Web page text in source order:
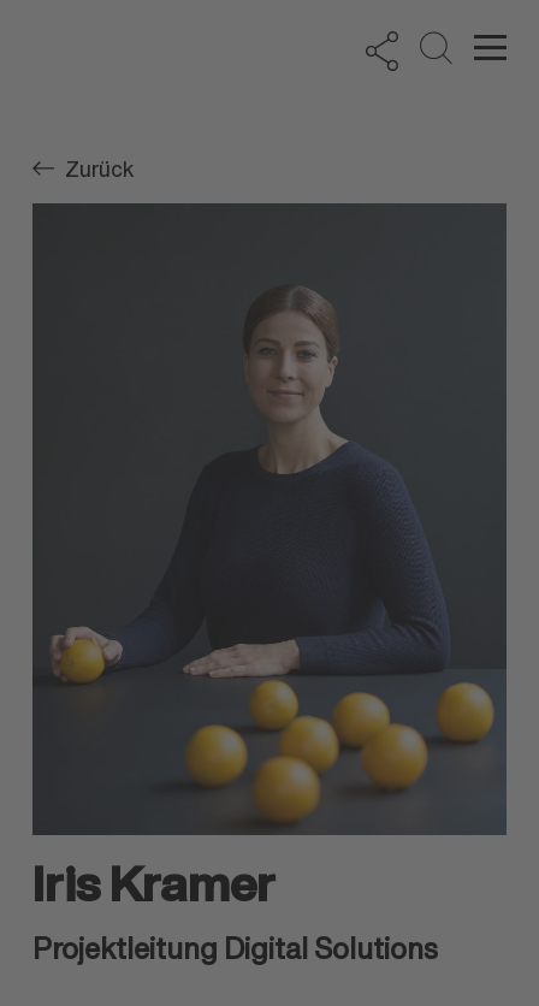
Zurück
Iris Kramer
Projektleitung Digital Solutions